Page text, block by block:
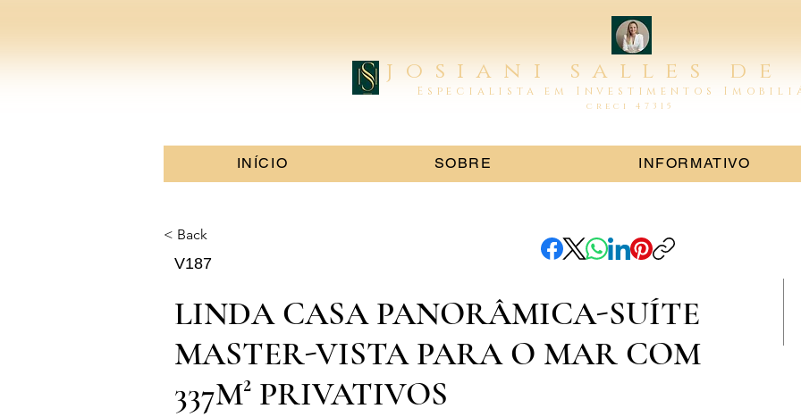
josiani salles de
Especialista em Investimentos
creci 47315
INÍCIO SOBRE INFORMATIVO
< Back
V187
LINDA CASA PANORÂMICA-SUÍTE
MASTER-VISTA PARA O MAR COM
337M² PRIVATIVOS